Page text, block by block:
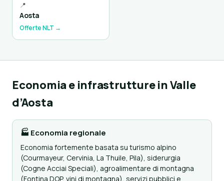
📍
Aosta
Offerte NLT →
Economia e infrastrutture in Valle
d’Aosta
🏭 Economia regionale
Economia fortemente basata su turismo alpino
(Courmayeur, Cervinia, La Thuile, Pila), siderurgia
(Cogne Acciai Speciali), agroalimentare di montagna
(Fontina DOP, vini di montagna), servizi pubblici e